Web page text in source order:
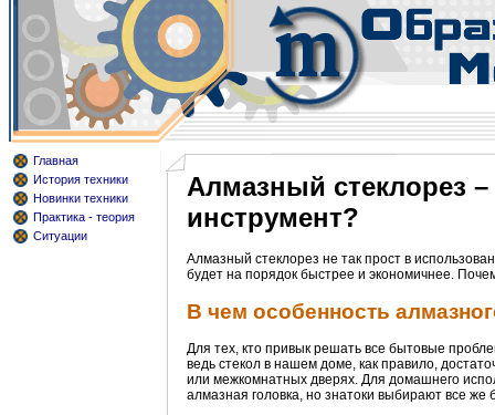
Главная
История техники
Новинки техники
Практика - теория
Ситуации
Алмазный стеклорез
инструмент?
Алмазный стеклорез не так прост в
будет на порядок быстрее и экономичнее.
В чем особенность
Для тех, кто привык решать все бытовые
ведь стекол в нашем доме, как правило,
или межкомнатных дверях. Для домашнего
алмазная головка, но знатоки выбирают все же